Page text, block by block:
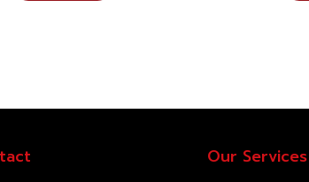
Our Services